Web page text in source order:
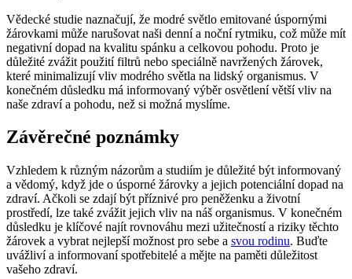
Vědecké studie naznačují,⁣ že modré světlo emitované úspornými
žárovkami může⁣ narušovat naši denní a noční rytmiku, což může mít
negativní dopad na kvalitu spánku a⁢ celkovou pohodu. Proto je
důležité zvážit použití‍ filtrů nebo speciálně‍ navržených žárovek, ​
které minimalizují vliv modrého světla na⁢ lidský organismus. V
konečném důsledku má informovaný výběr osvětlení větší ‍vliv na
naše zdraví a pohodu, než si‌ možná myslíme.
Závěrečné poznámky
Vzhledem k různým názorům a studiím je důležité být informovaný
a vědomý, ⁣když jde o úsporné žárovky⁣ a jejich potenciální dopad na
zdraví. Ačkoli se zdají být příznivé pro peněženku ⁢a životní
prostředí, lze také zvážit jejich vliv na náš organismus. V konečném​
důsledku je klíčové najít ⁢rovnováhu mezi užitečností ‌a riziky těchto
žárovek⁢ a vybrat nejlepší ‍možnost⁣ pro sebe‌ a ​ svou rodinu. Buďte
uvážliví a informovaní spotřebitelé a mějte na paměti důležitost⁣
vašeho zdraví.